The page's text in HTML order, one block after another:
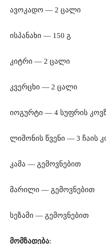
ავოკადო — 2 ცალი
ისპანახი — 150 გ
კიტრი — 2 ცალი
კვერცხი — 2 ცალი
იოგურტი — 4 სუფრის
ლიმონის წვენი — 3 ჩაის
კამა — გემოვნებით
მარილი — გემოვნებით
სეზამი — გემოვნებით
მომზადება: